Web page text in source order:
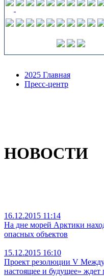
2025 Главная
Пресс-центр
НОВОСТИ
16.12.2015 11:14
На дне морей Арктики
опасных объектов
15.12.2015 16:10
Проект резолюции V
настоящее и будущее»